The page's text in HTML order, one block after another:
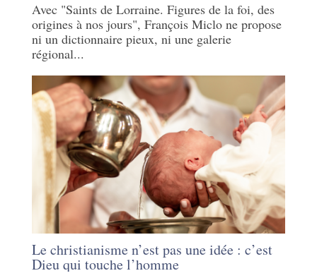
Avec "Saints de Lorraine. Figures de la foi, des
origines à nos jours", François Miclo ne propose
ni un dictionnaire pieux, ni une galerie
régional...
Le christianisme n’est pas une idée : c’est
Dieu qui touche l’homme